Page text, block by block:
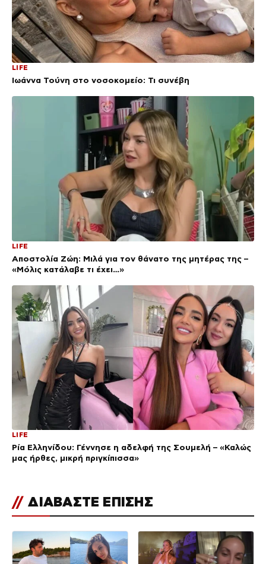
LIFE
Ιωάννα Τούνη στο νοσοκομείο: Τι συνέβη
LIFE
Αποστολία Ζώη: Μιλά για τον θάνατο της μητέρας της –
«Μόλις κατάλαβε τι έχει…»
LIFE
Ρία Ελληνίδου: Γέννησε η αδελφή της Σουμελή – «Καλώς
μας ήρθες, μικρή πριγκίπισσα»
// ΔΙΑΒΑΣΤΕ ΕΠΙΣΗΣ